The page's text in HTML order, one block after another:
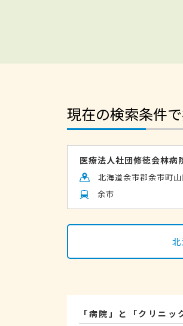
現在の検索条件
医療法人社団修徳会林病
北海道余市郡余市町
余市
「病院」と「クリニ